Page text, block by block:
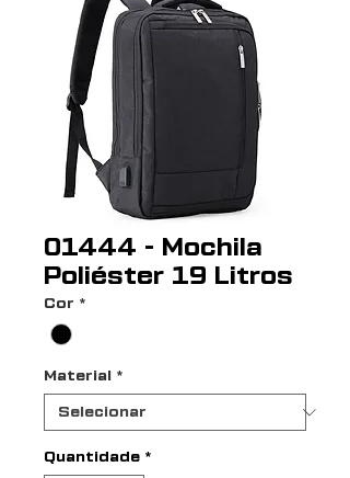
01444 - Mochila
Poliéster 19 Litros
Cor *
Material *
Quantidade *